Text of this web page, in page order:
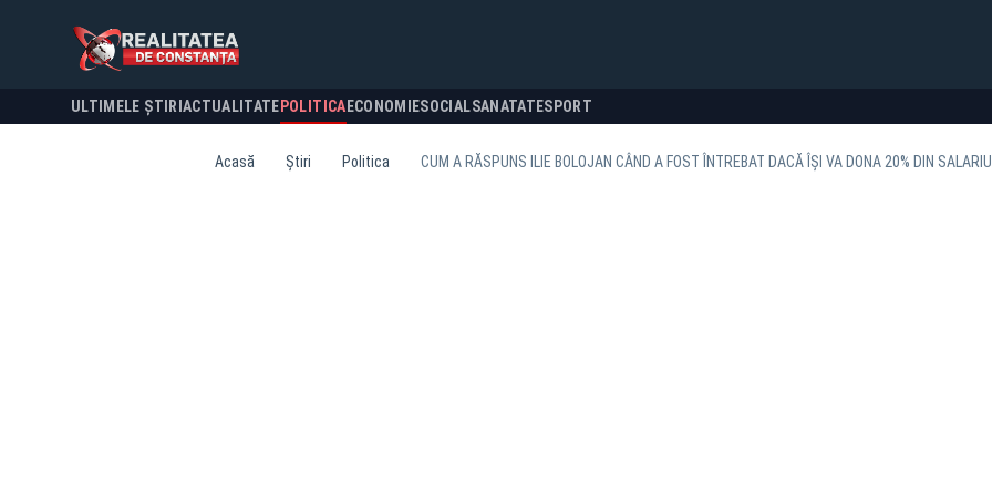
ULTIMELE ȘTIRI ACTUALITATE POLITICA ECONOMIESOCIALSANATATESPORT
Acasă Știri Politica CUM A RĂSPUNS ILIE BOLOJAN CÂND A FOST ÎNTREBAT DACĂ ÎȘI VA DONA 20% DIN SALARIU